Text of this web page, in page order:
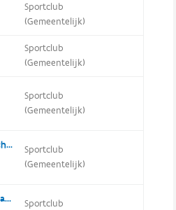
Sportclub
(Gemeentelijk)
Sportclub
(Gemeentelijk)
Sportclub
(Gemeentelijk)
Oosterse Krijgskunst School
Sportclub
(Gemeentelijk)
Perfect Hybrid Dojo Brazilian Ju Jitsu
Sportclub